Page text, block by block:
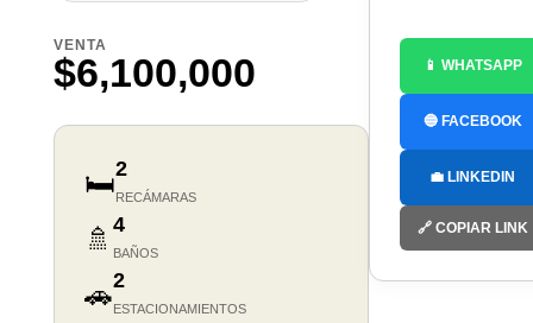
VENTA
$6,100,000
🛏️2
RECÁMARAS
🚿 4
BAÑOS
🚗2
ESTACIONAMIENTOS
📱 WHATSAPP
🔵 FACEBOOK
💼 LINKEDIN
🔗 COPIAR LINK